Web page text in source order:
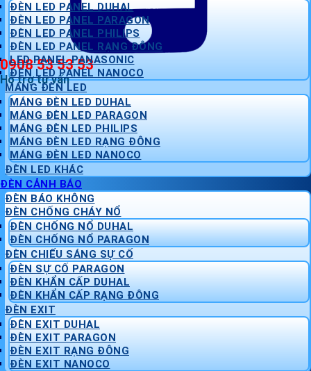
0908 53 53 53
Hỗ trợ tư vấn
ĐÈN LED PANEL DUHAL
ĐÈN LED PANEL PARAGON
ĐÈN LED PANEL PHILIPS
ĐÈN LED PANEL RẠNG ĐÔNG
LED PANEL PANASONIC
ĐÈN LED PANEL NANOCO
MÁNG ĐÈN LED
MÁNG ĐÈN LED DUHAL
MÁNG ĐÈN LED PARAGON
MÁNG ĐÈN LED PHILIPS
MÁNG ĐÈN LED RẠNG ĐÔNG
MÁNG ĐÈN LED NANOCO
ĐÈN LED KHÁC
ĐÈN CẢNH BÁO
ĐÈN BÁO KHÔNG
ĐÈN CHỐNG CHÁY NỔ
ĐÈN CHỐNG NỔ DUHAL
ĐÈN CHỐNG NỔ PARAGON
ĐÈN CHIẾU SÁNG SỰ CỐ
ĐÈN SỰ CỐ PARAGON
ĐÈN KHẨN CẤP DUHAL
ĐÈN KHẨN CẤP RẠNG ĐÔNG
ĐÈN EXIT
ĐÈN EXIT DUHAL
ĐÈN EXIT PARAGON
ĐÈN EXIT RẠNG ĐÔNG
ĐÈN EXIT NANOCO